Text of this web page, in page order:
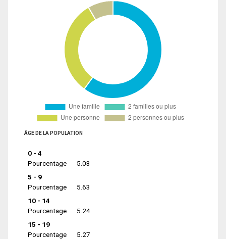
ÂGE DE LA POPULATION
0 - 4
Pourcentage
5.03
5 - 9
Pourcentage
5.63
10 - 14
Pourcentage
5.24
15 - 19
Pourcentage
5.27